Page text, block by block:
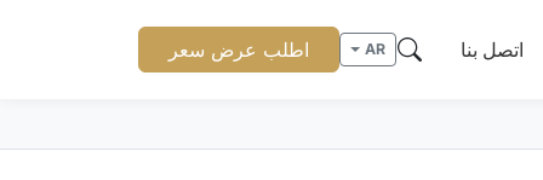
اتصل بنا AR اطلب عرض سعر